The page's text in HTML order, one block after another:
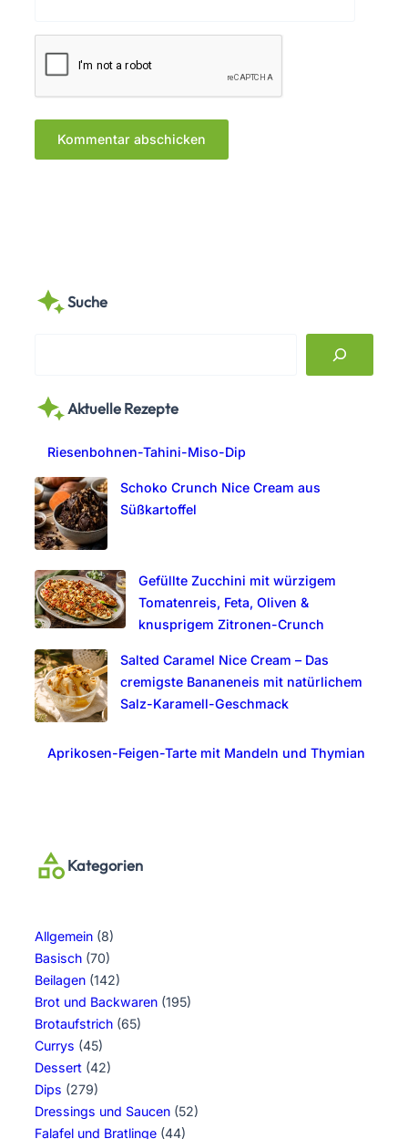
Suche
r
Aktuelle Rezepte
Riesenbohnen-Tahini-Miso-Dip
Schoko Crunch Nice Cream aus
Süßkartoffel
Gefüllte Zucchini mit würzigem
Tomatenreis, Feta, Oliven &
knusprigem Zitronen-Crunch
Salted Caramel Nice Cream – Das
cremigste Bananeneis mit natürlichem
Salz-Karamell-Geschmack
Aprikosen-Feigen-Tarte mit Mandeln und Thymian
Kategorien
Allgemein (8)
Basisch (70)
Beilagen (142)
Brot und Backwaren (195)
Brotaufstrich (65)
Currys (45)
Dessert (42)
Dips (279)
Dressings und Saucen (52)
Falafel und Bratlinge (44)